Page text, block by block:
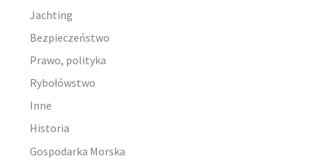
Jachting
Bezpieczeństwo
Prawo, polityka
Rybołówstwo
Inne
Historia
Gospodarka Morska